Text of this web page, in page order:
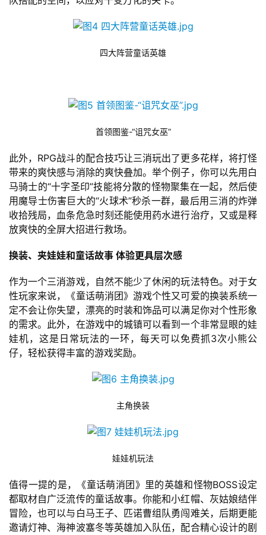
2
0
2
5
第
十
届
金
茶
奖
游
茶
对
四大阵营童话英雄
首领图鉴-“诅咒女巫”
此外，RPG战斗的配合技巧让三消玩出了更多花样，将打怪
带来的爽快感与消除的爽快叠加。举个例子，你可以先用白
马骑士的“十字圣印”技能将分散的怪物聚集在一起，然后使
用魔导士伤害巨大的“火球术”秒杀一群，最后用三消的炸弹
收拾残局，血条危急时刻还能使用药水进行治疗，又或是释
放爽快的全屏大招进行救场。
换装、夹娃娃和童话故事 体验更具层次感
作为一个三消游戏，自然不能少了休闲的玩法特色。对于女
性玩家来说，《童话萌消团》游戏个性又可爱的换装系统一
定不会让你失望，漂亮的时装和饰品可以满足你对个性形象
的需求。此外，在游戏中的城镇可以看到一个非常显眼的娃
娃机，这是日常玩法的一环，每天可以免费抓3次小熊公
仔，轻松获得丰富的游戏奖励。
主角换装
娃娃机玩法
值得一提的是，《童话萌消团》里的英雄和怪物BOSS设定
都取材自广泛流传的童话故事。你能和小红帽、灰姑娘结伴
冒险，也可以与白马王子、匹诺曹组队勇闯难关，后期更能
邀请灯神、海神波塞冬等英雄加入队伍，配合精心设计的剧